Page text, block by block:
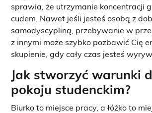
sprawia, że utrzymanie koncentracji
cudem. Nawet jeśli jesteś osobą z
samodyscypliną, przebywanie w
z innymi może szybko pozbawić Cię
skupienie, gdy cały czas jesteś
Jak stworzyć warunki
pokoju studenckim?
Biurko to miejsce pracy, a łóżko to